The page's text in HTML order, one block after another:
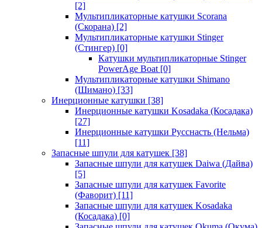
[2]
Мультипликаторные катушки Scorana
(Скорана) [2]
Мультипликаторные катушки Stinger
(Стингер) [0]
Катушки мультипликаторные Stinger
PowerAge Boat [0]
Мультипликаторные катушки Shimano
(Шимано) [33]
Инерционные катушки [38]
Инерционные катушки Kosadaka (Косадака)
[27]
Инерционные катушки Русснасть (Нельма)
[11]
Запасные шпули для катушек [38]
Запасные шпули для катушек Daiwa (Дайва)
[5]
Запасные шпули для катушек Favorite
(Фаворит) [11]
Запасные шпули для катушек Kosadaka
(Косадака) [0]